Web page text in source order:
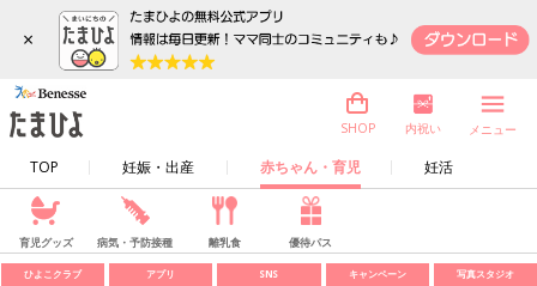
×
TOP 妊娠・出産 赤ちゃん・育児 妊活
SHOP 内祝い メニュー
育児グッズ 病気・予防接種 離乳食 優待パス
ひよこクラブ アプリ SNS キャンペーン 写真スタジオ